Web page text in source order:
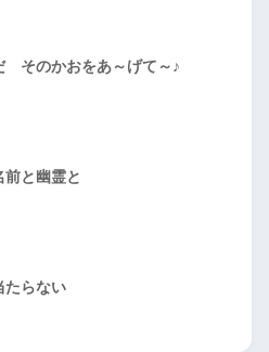
そのかおをあ～げて～♪
前と幽霊と
たらない